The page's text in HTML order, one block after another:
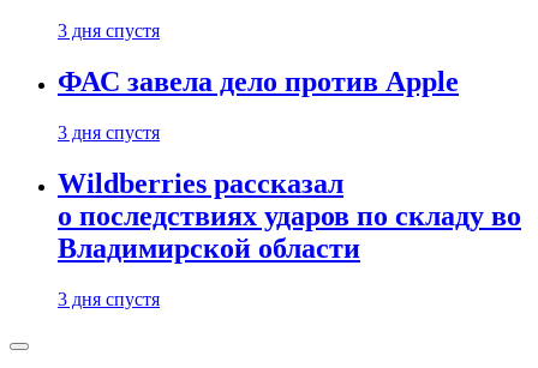
3 дня спустя
ФАС завела дело против Apple
3 дня спустя
Wildberries рассказал
о последствиях ударов по складу во
Владимирской области
3 дня спустя